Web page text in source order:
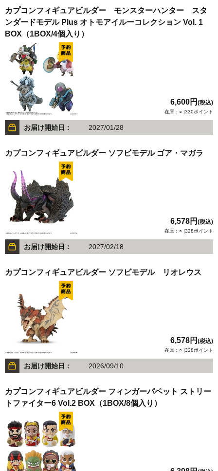
カプコンフィギュアビルダー モンスターハンター スタ
ンダードモデル Plus オトモアイルーコレクション Vol. 1
BOX（1BOX/4個入り）
6,600円 (税込)
在庫：○ |330ポイント
お届け開始日： 2027/01/28
カプコンフィギュアビルダー ソフビモデル ゴア・マガラ
6,578円 (税込)
在庫：○ |328ポイント
お届け開始日： 2027/02/18
カプコンフィギュアビルダー ソフビモデル リオレウス
6,578円 (税込)
在庫：○ |328ポイント
お届け開始日： 2026/09/10
カプコンフィギュアビルダー フィンガーパペット ストリー
トファイター6 Vol.2 BOX（1BOX/8個入り）